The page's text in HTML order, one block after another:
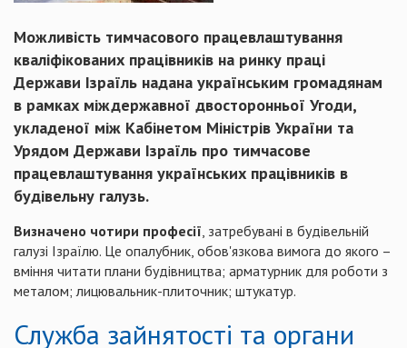
Можливість тимчасового працевлаштування
кваліфікованих працівників на ринку праці
Держави Ізраїль надана українським громадянам
в рамках міждержавної двосторонньої Угоди,
укладеної між Кабінетом Міністрів України та
Урядом Держави Ізраїль про тимчасове
працевлаштування українських працівників в
будівельну галузь.
Визначено чотири професії , затребувані в будівельній
галузі Ізраїлю. Це опалубник, обов'язкова вимога до якого –
вміння читати плани будівництва; арматурник для роботи з
металом; лицювальник-плиточник; штукатур.
Служба зайнятості та органи